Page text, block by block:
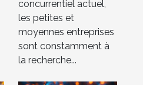
moyennes
entreprises
concurrentiel actuel,
les petites et
moyennes entreprises
sont constamment à
la recherche...